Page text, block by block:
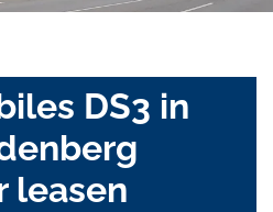
DS3 in
leasen